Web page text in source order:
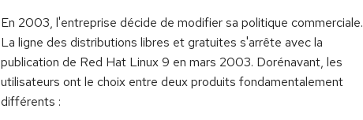
En 2003, l'entreprise décide de modifier sa politique commerciale.
La ligne des distributions libres et gratuites s'arrête avec la
publication de Red Hat Linux 9 en mars 2003. Dorénavant, les
utilisateurs ont le choix entre deux produits fondamentalement
différents :